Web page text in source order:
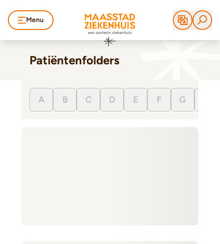
Menu
Patiëntenfolders
A B C D E F G